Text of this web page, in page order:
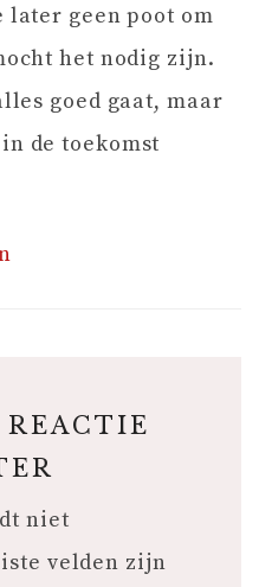
later geen poot om
het nodig zijn.
goed gaat, maar
de toekomst
niet
velden zijn